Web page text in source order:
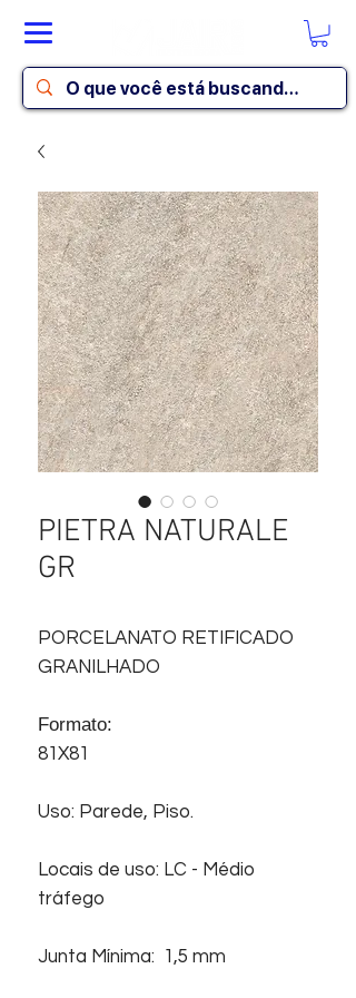
PIETRA NATURALE
GR
PORCELANATO RETIFICADO
GRANILHADO
Formato:
81X81
Uso: Parede, Piso.
Locais de uso: LC - Médio
tráfego
Junta Mínima: 1,5 mm